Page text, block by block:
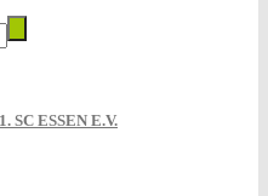
SC ESSEN E.V.